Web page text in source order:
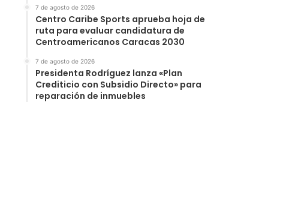
7 de agosto de 2026
Centro Caribe Sports aprueba hoja de
ruta para evaluar candidatura de
Centroamericanos Caracas 2030
7 de agosto de 2026
Presidenta Rodríguez lanza «Plan
Crediticio con Subsidio Directo» para
reparación de inmuebles